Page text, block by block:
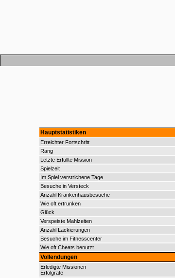
Hauptstatistiken
Erreichter Fortschritt
Rang
Letzte Erfüllte Mission
Spielzeit
Im Spiel verstrichene Tage
Besuche in Versteck
Anzahl Krankenhausbesuche
Wie oft ertrunken
Glück
Verspeiste Mahlzeiten
Anzahl Lackierungen
Besuche im Fitnesscenter
Wie oft Cheats benutzt
Vollendungen
Erledigte Missionen
Erfolgrate